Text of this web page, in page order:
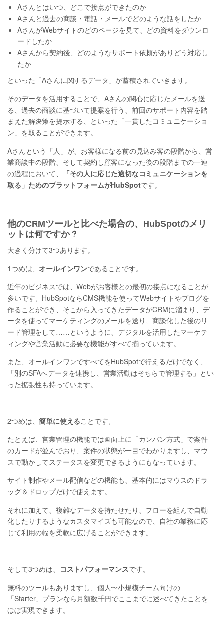
Aさんとはいつ、どこで接点ができたのか
Aさんと過去の商談・電話・メールでどのような話をしたか
AさんがWebサイトのどのページを見て、どの資料をダウンロ
ードしたか
Aさんから契約後、どのようなサポート依頼がありどう対応し
たか
といった「Aさんに関するデータ」が蓄積されていきます。
そのデータを活用することで、Aさんの関心に応じたメールを送
る、過去の商談に基づいて提案を行う、前回のサポート内容を踏
まえた解決策を提示する、といった「一貫したコミュニケーショ
ン」を取ることができます。
Aさんという「人」が、お客様になる前の見込み客の段階から、営
業商談中の段階、そして契約し顧客になった後の段階までの一連
の過程において、
「その人に応じた適切なコミュニケーションを
取る」ためのプラットフォームがHubSpotです。
他のCRMツールと比べた場合の、HubSpotのメリ
ットは何ですか？
大きく分けて3つあります。
1つめは、 オールインワンであることです。
近年のビジネスでは、Webがお客様との最初の接点になることが
多いです。HubSpotならCMS機能を使ってWebサイトやブログを
作ることができ、そこから入ってきたデータがCRMに溜まり、デ
ータを使ってマーケティングのメールを送り、商談化した後のリ
ード管理をして……というように、デジタルを活用したマーケテ
ィングや営業活動に必要な機能がすべて揃っています。
また、オールインワンですべてをHubSpotで行えるだけでなく、
「別のSFAへデータを連携し、営業活動はそちらで管理する」とい
った拡張性も持っています。
2つめは、 簡単に使えることです。
たとえば、営業管理の機能では画面上に「カンバン方式」で案件
のカードが並んでおり、案件の状態が一目でわかりますし、マウ
スで動かしてステータスを変更できるようにもなっています。
サイト制作やメール配信などの機能も、基本的にはマウスのドラ
ッグ＆ドロップだけで使えます。
それに加えて、複雑なデータを持たせたり、フローを組んで自動
化したりするようなカスタマイズも可能なので、自社の業務に応
じて利用の幅を柔軟に広げることができます。
そして3つめは、 コストパフォーマンスです。
無料のツールもありますし、個人〜小規模チーム向けの
「Starter」プランなら月額数千円でここまでに述べてきたことを
ほぼ実現できます。